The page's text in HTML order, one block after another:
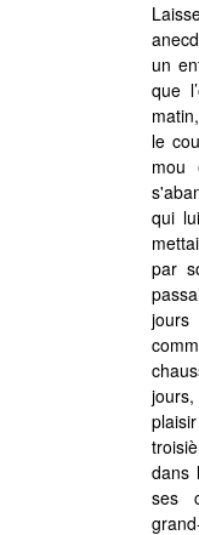
un
que
le
mou
qui
par
dans
ses